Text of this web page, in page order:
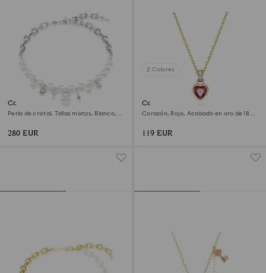
Collar Idyllia
Perla de cristal, Tallas mixtas, Blanco,
280 EUR
2 Colores
Colgante Chroma
Corazón, Rojo, Acabado en oro de 18
119 EUR